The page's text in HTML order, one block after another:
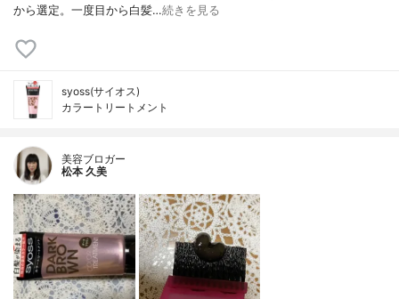
から選定。⼀度⽬から⽩髪…続きを見る
syoss(サイオス)
カラートリートメント
美容ブロガー
松本 久美